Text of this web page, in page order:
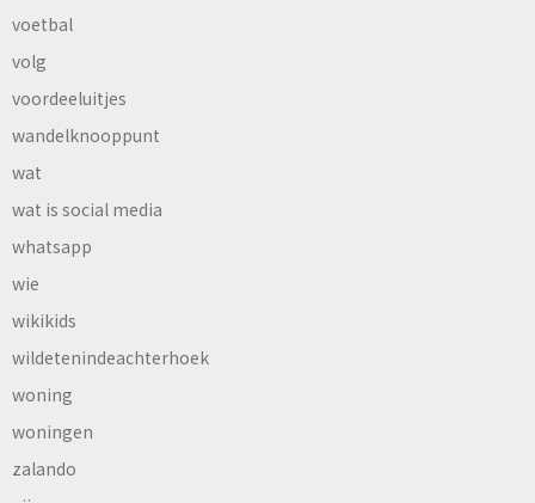
voetbal
volg
voordeeluitjes
wandelknooppunt
wat
wat is social media
whatsapp
wie
wikikids
wildetenindeachterhoek
woning
woningen
zalando